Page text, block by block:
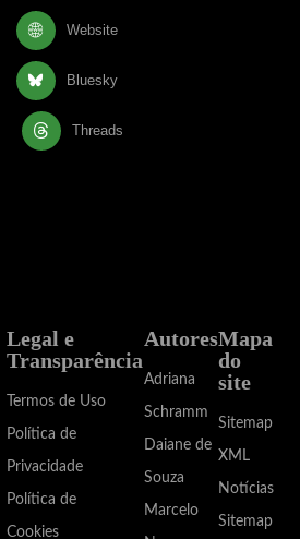
Website
Bluesky
Threads
Legal e
Transparência
Termos de Uso
Política de
Privacidade
Política de
Cookies
Autores
Adriana
Schramm
Daiane de
Souza
Marcelo
Mapa
do
site
Sitemap
XML
Notícias
Sitemap